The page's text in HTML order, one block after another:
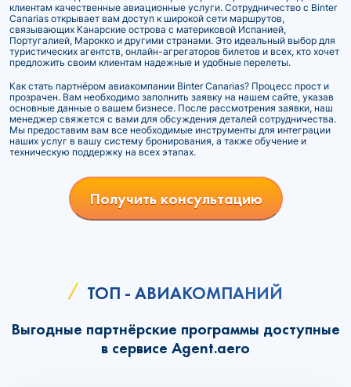
клиентам качественные авиационные услуги. Сотрудничество с Binter
Canarias открывает вам доступ к широкой сети маршрутов,
связывающих Канарские острова с материковой Испанией,
Португалией, Марокко и другими странами. Это идеальный выбор для
туристических агентств, онлайн-агрегаторов билетов и всех, кто хочет
предложить своим клиентам надежные и удобные перелеты.
Как стать партнёром авиакомпании Binter Canarias? Процесс прост и
прозрачен. Вам необходимо заполнить заявку на нашем сайте, указав
основные данные о вашем бизнесе. После рассмотрения заявки, наш
менеджер свяжется с вами для обсуждения деталей сотрудничества.
Мы предоставим вам все необходимые инструменты для интеграции
наших услуг в вашу систему бронирования, а также обучение и
техническую поддержку на всех этапах.
Получить консультацию
ТОП - АВИАКОМПАНИЙ
Выгодные партнёрские программы доступные
в сервисе Agent.aero